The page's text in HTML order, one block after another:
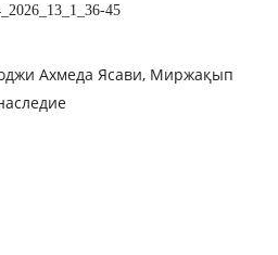
45
Ахмеда Ясави, Миржақып